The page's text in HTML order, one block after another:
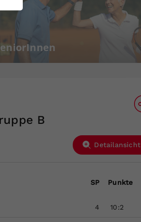
B
Detailansicht
SP Punkte
4 10:2